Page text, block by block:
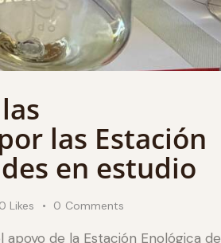
las Estación
en estudio
0 Likes 0 Comments
de la Estación Enológica de